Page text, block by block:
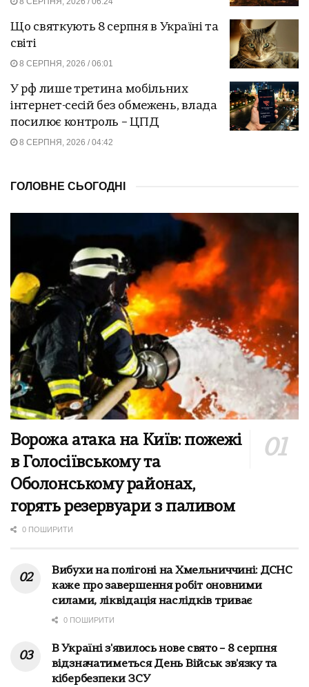
Що святкують 8 серпня в Україні та
світі
8 СЕРПНЯ, 2026 / 06:01
У рф лише третина мобільних
інтернет-сесій без обмежень, влада
посилює контроль – ЦПД
8 СЕРПНЯ, 2026 / 04:42
ГОЛОВНЕ СЬОГОДНІ
Ворожа атака на Київ: пожежі
в Голосіївському та
Оболонському районах,
горять резервуари з паливом
0 ПОШИРИТИ
Вибухи на полігоні на Хмельниччині: ДСНС
каже про завершення робіт оновними
силами, ліквідація наслідків триває
0 ПОШИРИТИ
В Україні з'явилось нове свято – 8 серпня
відзначатиметься День Військ зв'язку та
кібербезпеки ЗСУ